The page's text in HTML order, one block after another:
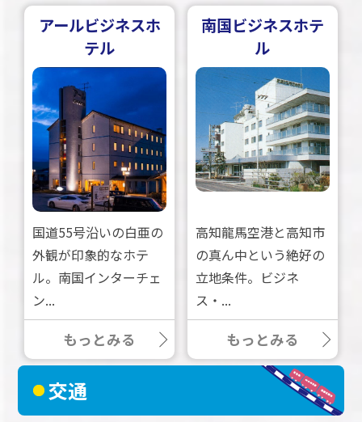
アールビジネスホ
テル
国道55号沿いの白亜の
外観が印象的なホテ
ル。南国インターチェ
ン...
もっとみる
南国ビジネスホテ
ル
高知龍馬空港と高知市
の真ん中という絶好の
立地条件。ビジネ
ス・...
もっとみる
交通